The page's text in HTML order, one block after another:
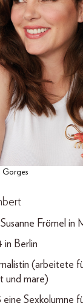
Gorges
Frömel in
in Berlin
(arbeitete
und mare)
eine Sexkolumne